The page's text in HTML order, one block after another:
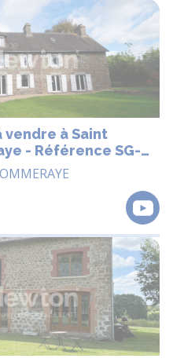
vendre à Saint
- Référence SG-